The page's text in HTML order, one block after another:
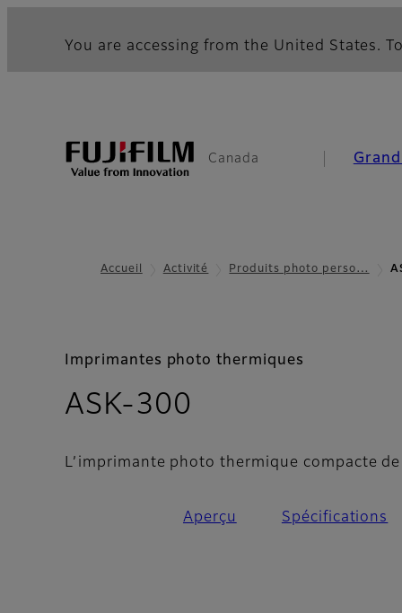
You are accessing from the United States.
Canada
Accueil Activité Produits photo perso…
Imprimantes photo thermiques
ASK-300
L’imprimante photo thermique compacte
Aperçu Spécifications